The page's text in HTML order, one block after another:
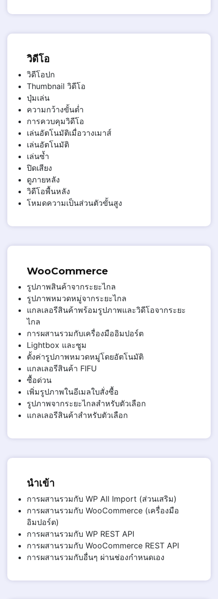
วิดีโอ
วิดีโอปก
Thumbnail วิดีโอ
ปุ่มเล่น
ความกว้างขั้นต่ำ
การควบคุมวิดีโอ
เล่นอัตโนมัติเมื่อวางเมาส์
เล่นอัตโนมัติ
เล่นซ้ำ
ปิดเสียง
ดูภายหลัง
วิดีโอพื้นหลัง
โหมดความเป็นส่วนตัวขั้นสูง
WooCommerce
รูปภาพสินค้าจากระยะไกล
รูปภาพหมวดหมู่จากระยะไกล
แกลเลอรีสินค้าพร้อมรูปภาพและวิดีโอจากระยะ
ไกล
การผสานรวมกับเครื่องมืออิมปอร์ต
Lightbox และซูม
ตั้งค่ารูปภาพหมวดหมู่โดยอัตโนมัติ
แกลเลอรีสินค้า FIFU
ซื้อด่วน
เพิ่มรูปภาพในอีเมลใบสั่งซื้อ
รูปภาพจากระยะไกลสำหรับตัวเลือก
แกลเลอรีสินค้าสำหรับตัวเลือก
นำเข้า
การผสานรวมกับ WP All Import (ส่วนเสริม)
การผสานรวมกับ WooCommerce (เครื่องมือ
อิมปอร์ต)
การผสานรวมกับ WP REST API
การผสานรวมกับ WooCommerce REST API
การผสานรวมกับอื่นๆ ผ่านช่องกำหนดเอง